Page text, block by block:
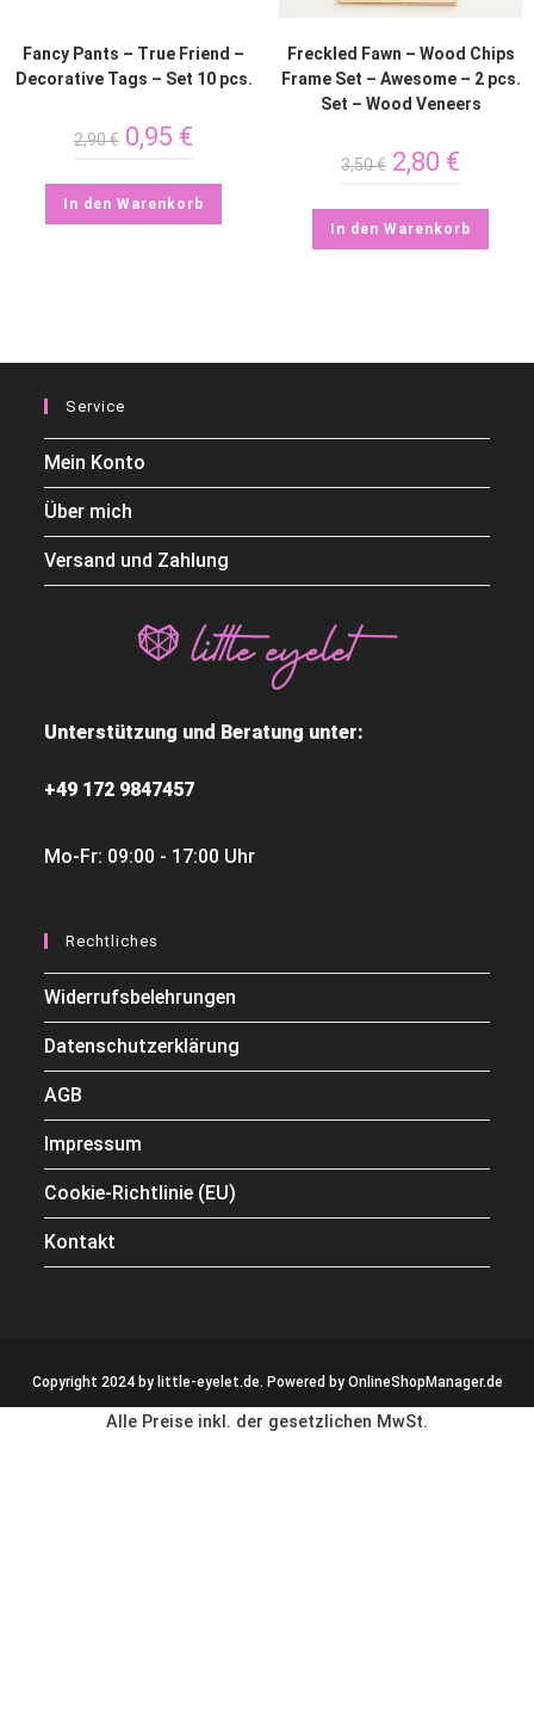
Fancy Pants – True Friend –
Decorative Tags – Set 10 pcs.
2,90€ 0,95 €
In den Warenkorb
Freckled Fawn – Wood Chips
Frame Set – Awesome – 2 pcs.
Set – Wood Veneers
3,50€ 2,80 €
In den Warenkorb
Service
Mein Konto
Über mich
Versand und Zahlung
Unterstützung und Beratung unter:
+49 172 9847457
Mo-Fr: 09:00 - 17:00 Uhr
Rechtliches
Widerrufsbelehrungen
Datenschutzerklärung
AGB
Impressum
Cookie-Richtlinie (EU)
Kontakt
Copyright 2024 by little-eyelet.de. Powered by OnlineShopManager.de
Alle Preise inkl. der gesetzlichen MwSt.